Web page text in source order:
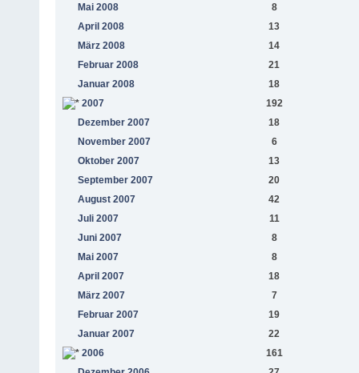
Mai 2008
8
April 2008
13
März 2008
14
Februar 2008
21
Januar 2008
18
2007
192
Dezember 2007
18
November 2007
6
Oktober 2007
13
September 2007
20
August 2007
42
Juli 2007
11
Juni 2007
8
Mai 2007
8
April 2007
18
März 2007
7
Februar 2007
19
Januar 2007
22
2006
161